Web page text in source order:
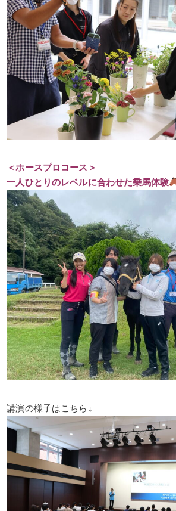
＜ホースプロコース＞
一人ひとりのレベルに合わせた乗馬体験
講演の様子はこちら↓